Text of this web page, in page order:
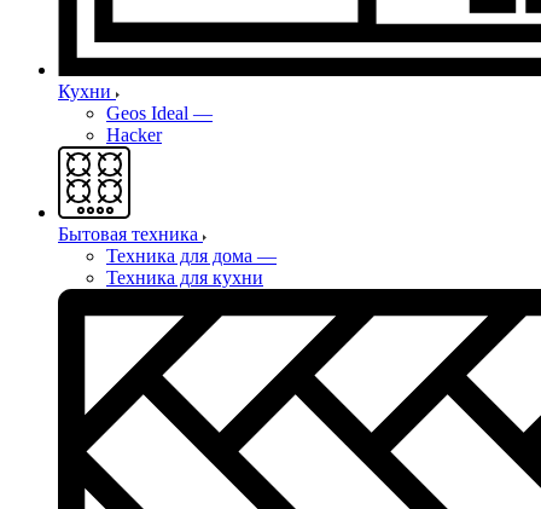
Кухни
Geos Ideal —
Hacker
Бытовая техника
Техника для дома —
Техника для кухни